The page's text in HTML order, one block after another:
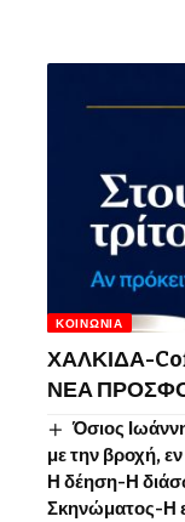
ΚΟΙΝΩΝΊΑ
ΧΑΛΚΙΔΑ-
ΝΕΑ
Όσιος
με την βροχή,
Η δέηση-Η
Σκηνώματος-Η